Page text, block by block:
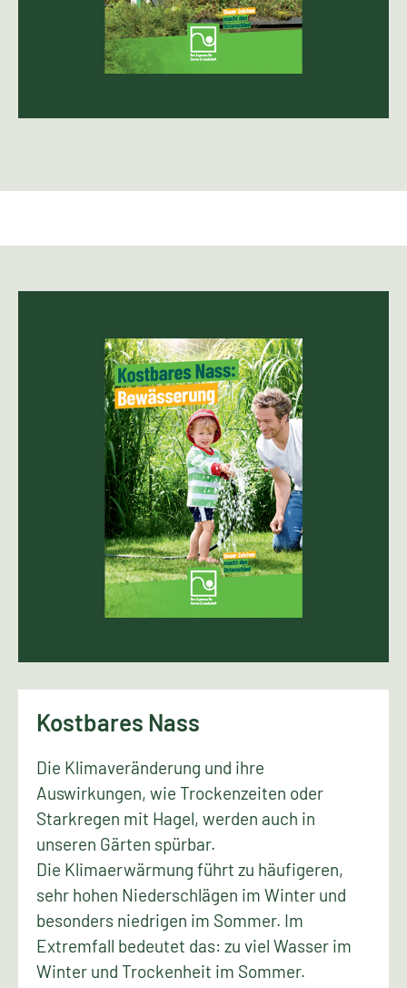
Kostbares Nass
Die Klimaveränderung und ihre
Auswirkungen, wie Trockenzeiten oder
Starkregen mit Hagel, werden auch in
unseren Gärten spürbar.
Die Klimaerwärmung führt zu häufigeren,
sehr hohen Niederschlägen im Winter und
besonders niedrigen im Sommer. Im
Extremfall bedeutet das: zu viel Wasser im
Winter und Trockenheit im Sommer.